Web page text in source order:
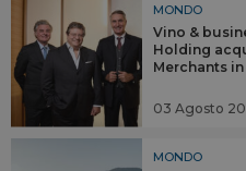
MONDO
Vino &
Holding
Merchants in
03 Agosto
MONDO